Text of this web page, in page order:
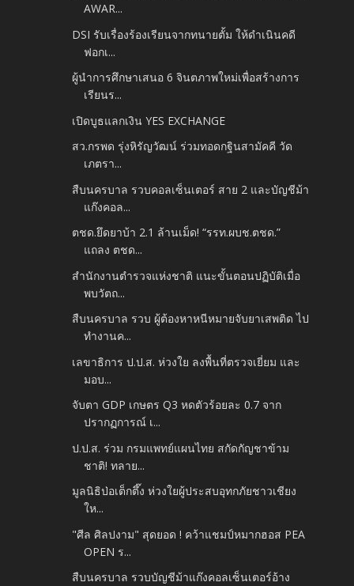
AWAR...
DSI รับเรื่องร้องเรียนจากทนายตั้ม ให้ดำเนินคดี
ฟอกเ...
ผู้นำการศึกษาเสนอ 6 จินตภาพใหม่เพื่อสร้างการ
เรียนร...
เปิดบูธแลกเงิน YES EXCHANGE
สว.กรพด รุ่งหิรัญวัฒน์ ร่วมทอดกฐินสามัคคี วัด
เภตรา...
สืบนครบาล รวบคอลเซ็นเตอร์ สาย 2 และบัญชีม้า
แก๊งคอล...
ตชด.ยึดยาบ้า 2.1 ล้านเม็ด! “รรท.ผบช.ตชด.”
แถลง ตชด...
สำนักงานตำรวจแห่งชาติ แนะขั้นตอนปฏิบัติเมื่อ
พบวัตถ...
สืบนครบาล รวบ ผู้ต้องหาหนีหมายจับยาเสพติด ไป
ทำงานค...
เลขาธิการ ป.ป.ส. ห่วงใย ลงพื้นที่ตรวจเยี่ยม และ
มอบ...
จับตา GDP เกษตร Q3 หดตัวร้อยละ 0.7 จาก
ปรากฏการณ์ เ...
ป.ป.ส. ร่วม กรมแพทย์แผนไทย สกัดกัญชาข้าม
ชาติ! ทลาย...
มูลนิธิป่อเต็กตึ๊ง ห่วงใยผู้ประสบอุทกภัยชาวเชียง
ให...
"ศีล ศิลปงาม" สุดยอด ! คว้าแชมป์หมากฮอส PEA
OPEN ร...
สืบนครบาล รวบบัญชีม้าแก๊งคอลเซ็นเตอร์อ้าง